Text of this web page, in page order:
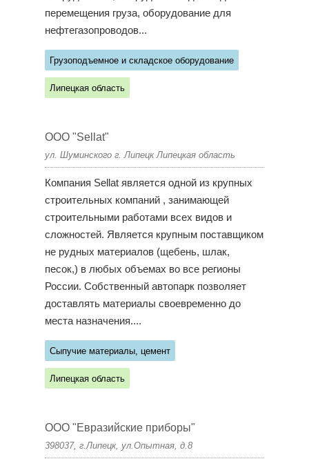
перемещения груза, оборудование для
нефтегазопроводов...
Грузоподъемное и складское оборудование
Липецкая область
ООО "Sellat"
ул. Шуминского г. Липецк Липецкая область
Компания Sellat является одной из крупных
строительных компаний , занимающей
строительными работами всех видов и
сложностей. Является крупным поставщиком
не рудных материалов (щебень, шлак,
песок,) в любых объемах во все регионы
России. Собственный автопарк позволяет
доставлять материалы своевременно до
места назначения....
Сыпучие материалы, цемент
Липецкая область
ООО "Евразийские приборы"
398037, г.Липецк, ул.Опытная, д.8